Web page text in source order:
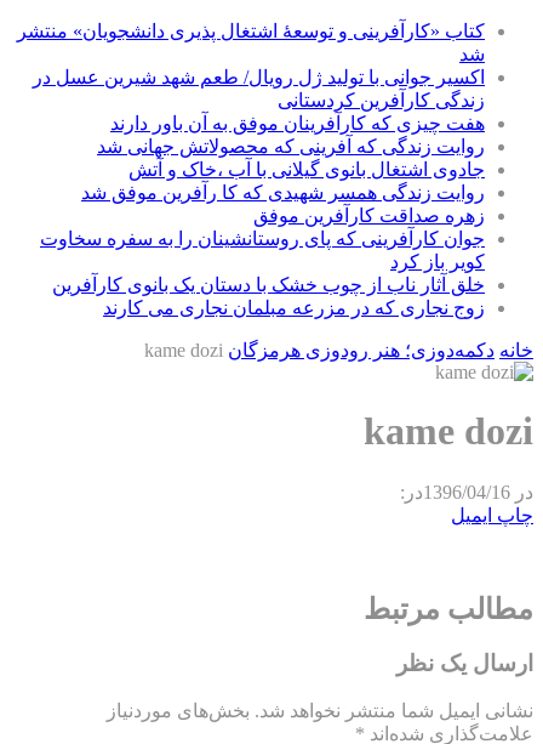
کتاب «کارآفرینی و توسعۀ اشتغال پذیری دانشجویان» منتشر
شد
اکسیر جوانی با تولید ژل رویال/ طعم شهد شیرین عسل‌ در
زندگی کارآفرین کردستانی
هفت چیزی که کارآفرینان موفق به آن باور دارند
روایت زندگی که آفرینی که محصولاتش جهانی شد
جادوی اشتغال بانوی گیلانی با آب ،خاک و آتش
روایت زندگی همسر شهیدی که کا رآفرین موفق شد
زهره صداقت کارآفرین موفق
جوان کارآفرینی که پای روستانشینان را به سفره سخاوت
کویر باز کرد
خلق آثار ناب از چوب خشک با دستان یک بانوی کارآفرین
زوج نجاری که در مزرعه مبلمان نجاری می کارند
خانه دکمه‌دوزی؛ هنر رودوزی هرمزگان kame dozi
kame dozi
در 1396/04/16در:
چاپ ایمیل
مطالب مرتبط
ارسال یک نظر
نشانی ایمیل شما منتشر نخواهد شد. بخش‌های موردنیاز
علامت‌گذاری شده‌اند *